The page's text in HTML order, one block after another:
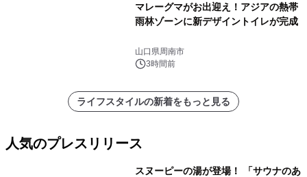
マレーグマがお出迎え！アジアの熱帯
雨林ゾーンに新デザイントイレが完成
山口県周南市
3時間前
ライフスタイルの新着をもっと見る
人気のプレスリリース
スヌーピーの湯が登場！ 「サウナのあ